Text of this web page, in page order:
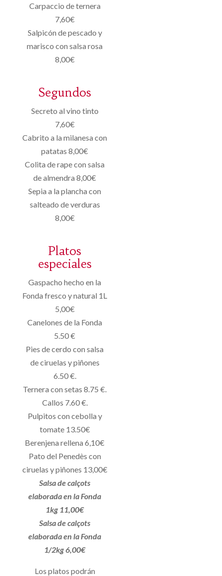
Carpaccio de ternera
7,60€
Salpicón de pescado y
marisco con salsa rosa
8,00€
Segundos
Secreto al vino tinto
7,60€
Cabrito a la milanesa con
patatas 8,00€
Colita de rape con salsa
de almendra 8,00€
Sepia a la plancha con
salteado de verduras
8,00€
Platos
especiales
Gaspacho hecho en la
Fonda fresco y natural 1L
5,00€
Canelones de la Fonda
5.50 €
Pies de cerdo con salsa
de ciruelas y piñones
6.50 €.
Ternera con setas 8.75 €.
Callos 7.60 €.
Pulpitos con cebolla y
tomate 13.50€
Berenjena rellena 6,10€
Pato del Penedès con
ciruelas y piñones 13,00€
Salsa de calçots
elaborada en la Fonda
1kg 11,00€
Salsa de calçots
elaborada en la Fonda
1/2kg 6,00€
Los platos podrán